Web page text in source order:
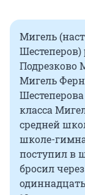
Мигель
Шестеперов)
Подрезково
Мигель
класса
средней
школе-
поступил в
бросил